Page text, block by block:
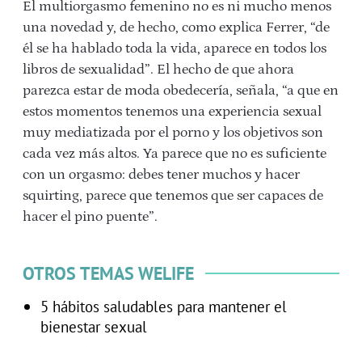
El multiorgasmo femenino no es ni mucho menos
una novedad y, de hecho, como explica Ferrer, “de
él se ha hablado toda la vida, aparece en todos los
libros de sexualidad”. El hecho de que ahora
parezca estar de moda obedecería, señala, “a que en
estos momentos tenemos una experiencia sexual
muy mediatizada por el porno y los objetivos son
cada vez más altos. Ya parece que no es suficiente
con un orgasmo: debes tener muchos y hacer
squirting, parece que tenemos que ser capaces de
hacer el pino puente”.
OTROS TEMAS WELIFE
5 hábitos saludables para mantener el
bienestar sexual